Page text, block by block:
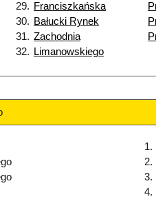
29. Franciszkańska
30. Bałucki Rynek
31. Zachodnia
32.
Limanowskiego
1.
2.
3.
4.